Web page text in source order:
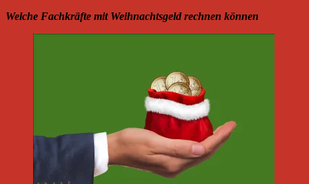
Welche Fachkräfte mit Weihnachtsgeld rechnen können